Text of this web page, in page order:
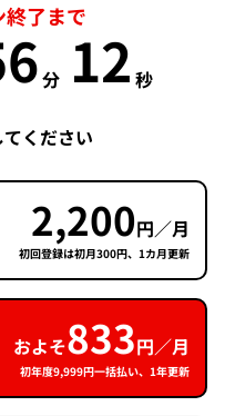
了まで
分 11 秒
ください
2,200円／月
初回登録は初月300円、1カ月更新
およそ833円／月
初年度9,999円一括払い、1年更新